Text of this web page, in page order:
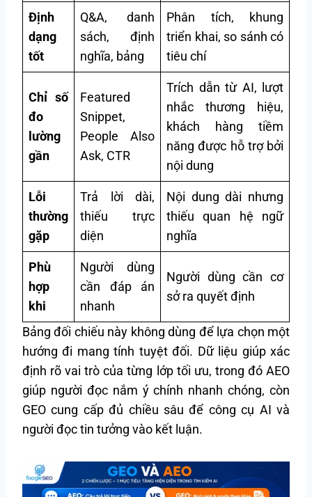
Định
dạng
tốt
Q&A, danh
sách, định
nghĩa, bảng
Phân tích, khung
triển khai, so sánh có
tiêu chí
Chỉ số
đo
lường
gần
Featured
Snippet,
People Also
Ask, CTR
Trích dẫn từ AI, lượt
nhắc thương hiệu,
khách hàng tiềm
năng được hỗ trợ bởi
nội dung
Lỗi
thường
gặp
Trả lời dài,
thiếu trực
diện
Nội dung dài nhưng
thiếu quan hệ ngữ
nghĩa
Phù
hợp
khi
Người dùng
cần đáp án
nhanh
Người dùng cần cơ
sở ra quyết định
Bảng đối chiếu này không dùng để lựa chọn một
hướng đi mang tính tuyệt đối. Dữ liệu giúp xác
định rõ vai trò của từng lớp tối ưu, trong đó AEO
giúp người đọc nắm ý chính nhanh chóng, còn
GEO cung cấp đủ chiều sâu để công cụ AI và
người đọc tin tưởng vào kết luận.